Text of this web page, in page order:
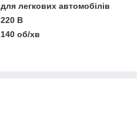
для легкових автомобілів
220 В
140 об/хв